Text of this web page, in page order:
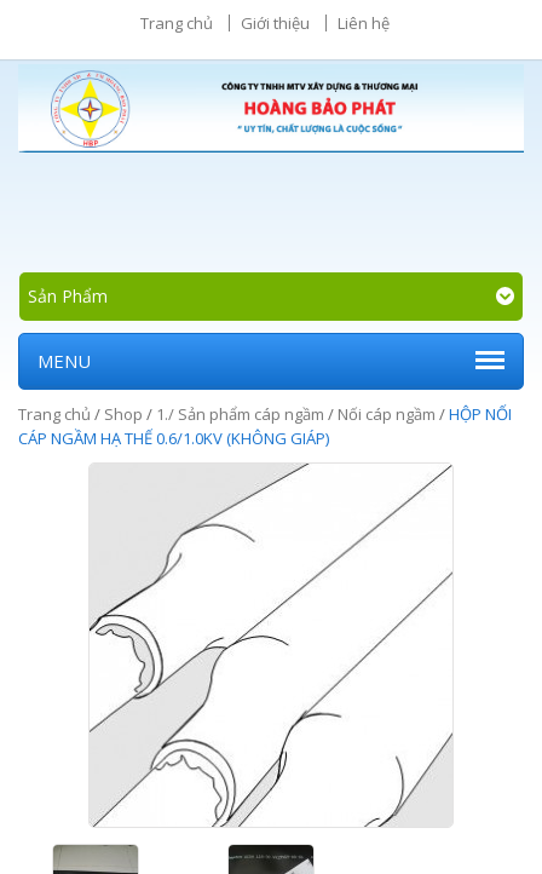
Trang chủ Giới thiệu Liên hệ
Sản Phẩm
MENU
Trang chủ / Shop / 1./ Sản phẩm cáp ngầm / Nối cáp ngầm /HỘP NỐI
CÁP NGẦM HẠ THẾ 0.6/1.0KV (KHÔNG GIÁP)